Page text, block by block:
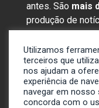
antes. São mais
produção de
assuntos mais
Sobre nós
Anunciar
Contato
Utilizamos
terceiros que
nos ajudam a
experiência de
navegar em nosso
concorda com o